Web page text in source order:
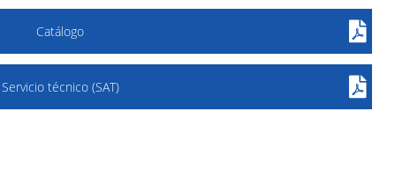
Catálogo
Servicio técnico (SAT)